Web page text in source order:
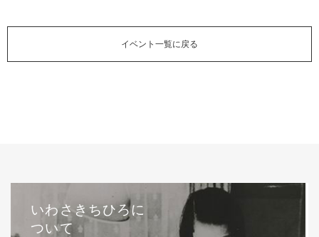
イベント一覧に戻る
いわさきちひろに
ついて